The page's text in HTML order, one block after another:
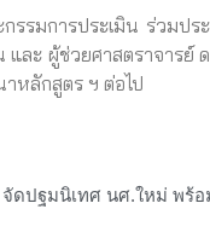
มการประเมิน ร่วมประ
ละ ผู้ช่วยศาสตราจารย์
หลักสูตร ฯ ต่อไป